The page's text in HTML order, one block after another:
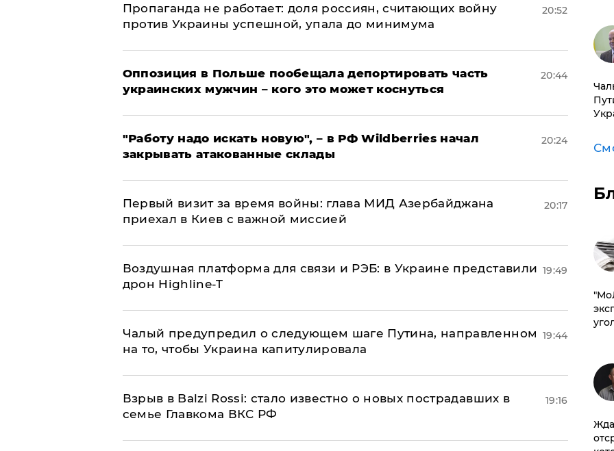
​Пропаганда не работает: доля россиян, считающих войну
против Украины успешной, упала до минимума
20:52
Оппозиция в Польше пообещала депортировать часть
украинских мужчин – кого это может коснуться
20:44
"Работу надо искать новую", – в РФ Wildberries начал
закрывать атакованные склады
20:24
Первый визит за время войны: глава МИД Азербайджана
приехал в Киев с важной миссией
20:17
Воздушная платформа для связи и РЭБ: в Украине представили
дрон Highline-T
19:49
Чалый предупредил о следующем шаге Путина, направленном
на то, чтобы Украина капитулировала
19:44
Взрыв в Balzi Rossi: стало известно о новых пострадавших в
семье Главкома ВКС РФ
19:16